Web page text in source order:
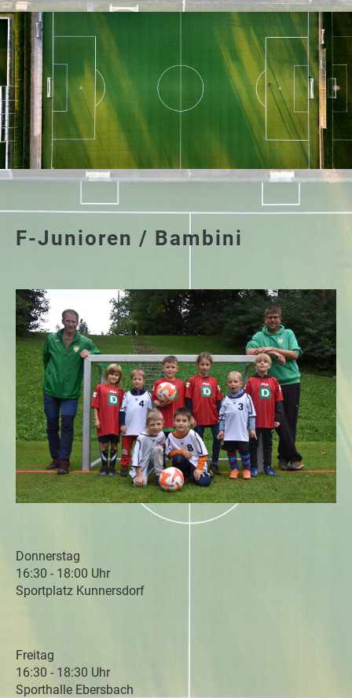
F-Junioren / Bambini
Donnerstag
16:30 - 18:00 Uhr
Sportplatz Kunnersdorf
Freitag
16:30 - 18:30 Uhr
Sporthalle Ebersbach